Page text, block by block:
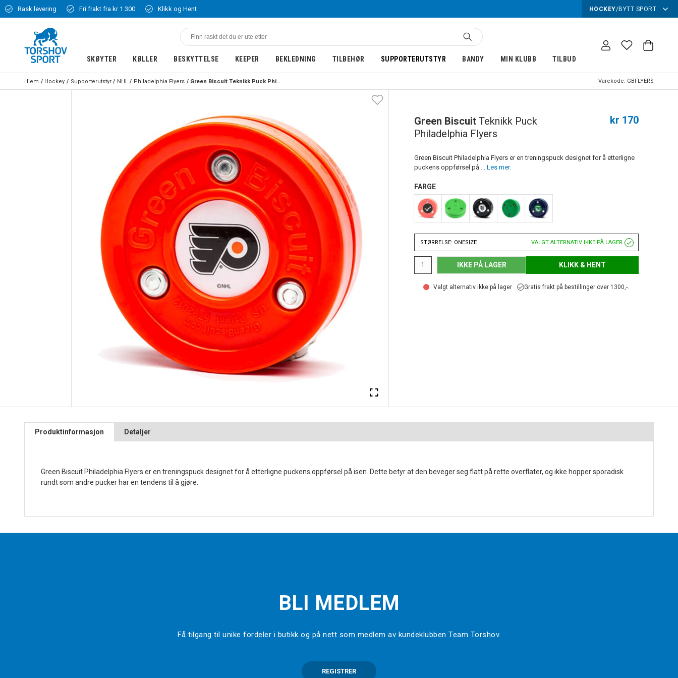
Rask levering Fri frakt fra kr 1 300 Klikk og Hent HOCKEY/BYTT SPORT
SKØYTER KØLLER BESKYTTELSE KEEPER BEKLEDNING TILBEHØR SUPPORTERUTSTYR BANDY MIN KLUBB TILBUD
Hjem Hockey Supporterutstyr NHL Philadelphia Flyers Green Biscuit Teknikk Puck Philadelphia Flyers Varekode: GBFLYERS
Green Biscuit Teknikk Puck
Philadelphia Flyers
kr 170
Green Biscuit Philadelphia Flyers er en treningspuck designet for å etterligne
puckens oppførsel på ... Les mer.
FARGE
STØRRELSE: ONESIZE VALGT ALTERNATIV IKKE PÅ LAGER
IKKE PÅ LAGER KLIKK & HENT
Valgt alternativ ikke på lager Gratis frakt på bestillinger over 1300,-.
Produktinformasjon Detaljer
Green Biscuit Philadelphia Flyers er en treningspuck designet for å etterligne puckens oppførsel på isen. Dette betyr at den beveger seg flatt på rette overflater, og ikke hopper sporadisk
rundt som andre pucker har en tendens til å gjøre.
BLI MEDLEM
Få tilgang til unike fordeler i butikk og på nett som medlem av kundeklubben Team Torshov.
REGISTRER